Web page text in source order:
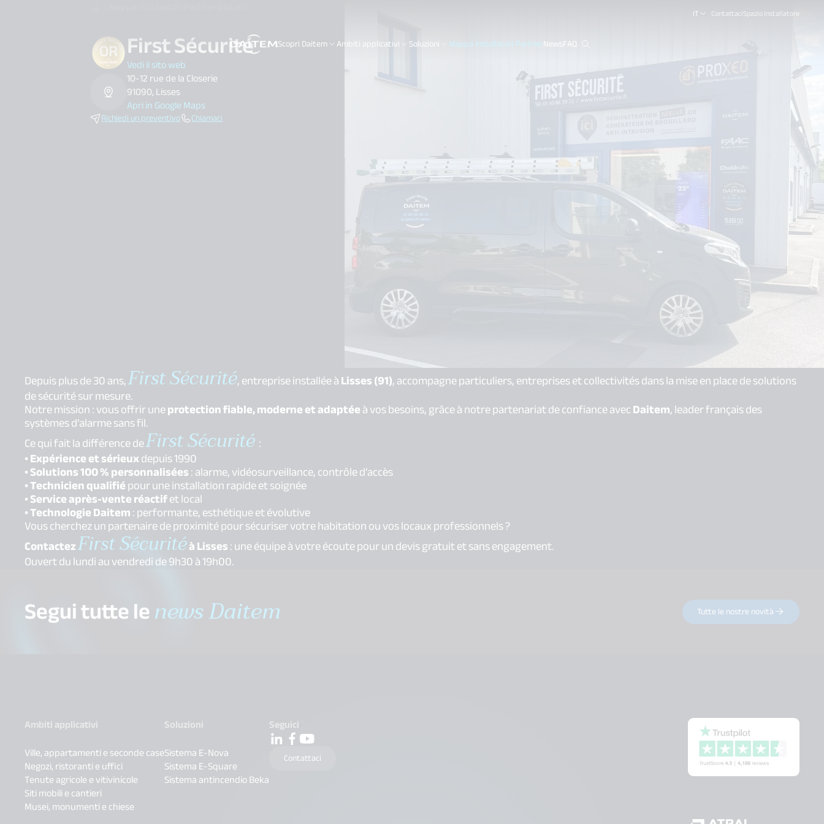
IT ContattaciSpazio Installatore
Scopri Daitem Ambiti applicativi Soluzioni Mappa Installatori PartnerNewsFAQ
search.labelFirst Sécurité
Vedi il sito web
10-12 rue de la Closerie
91090, Lisses
Apri in Google Maps
Richiedi un preventivo Chiamaci
Depuis plus de 30 ans,First Sécurité, entreprise installée àLisses (91), accompagne particuliers, entreprises et collectivités dans la mise en place de solutions
de sécurité sur mesure.
Notre mission : vous offrir uneprotection fiable, moderne et adaptéeà vos besoins, grâce à notre partenariat de confiance avecDaitem, leader français des
systèmes d’alarme sans fil.
Ce qui fait la différence deFirst Sécurité :
• Expérience et sérieuxdepuis 1990
• Solutions 100 % personnalisées: alarme, vidéosurveillance, contrôle d’accès
• Technicien qualifiépour une installation rapide et soignée
• Service après-vente réactifet local
• Technologie Daitem: performante, esthétique et évolutive
Vous cherchez un partenaire de proximité pour sécuriser votre habitation ou vos locaux professionnels ?
ContactezFirst Sécuritéà Lisses: une équipe à votre écoute pour un devis gratuit et sans engagement.
Ouvert du lundi au vendredi de 9h30 à 19h00.
Segui tutte lenews Daitem Tutte le nostre novità
Ambiti applicativi
Ville, appartamenti e seconde case
Negozi, ristoranti e uffici
Tenute agricole e vitivinicole
Siti mobili e cantieri
Musei, monumenti e chiese
Soluzioni
Sistema E-Nova
Sistema E-Square
Sistema antincendio Beka
Seguici
Contattaci